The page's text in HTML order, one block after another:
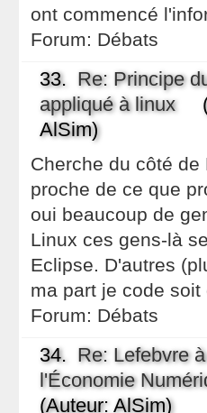
ont commencé
Forum: Débats
33. Re: Principe
appliqué à linux
AlSim)
Cherche du côté
proche de ce que
oui beaucoup de
Linux ces gens-là
Eclipse. D'autres
ma part je code
Forum: Débats
34. Re: Lefebvre à
l'Économie
(Auteur: AlSim)